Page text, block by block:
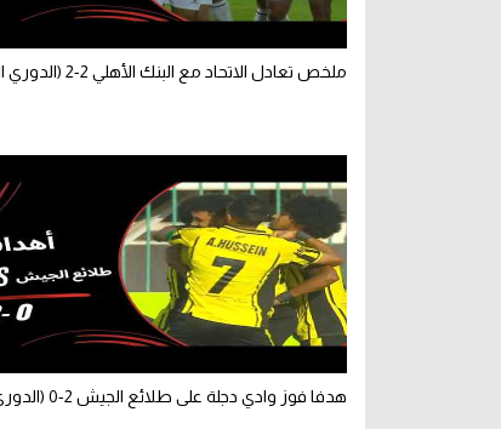
ملخص تعادل الاتحاد مع البنك الأهلي 2-2 (الدوري المصري)
هدفا فوز وادي دجلة على طلائع الجيش 2-0 (الدوري المصري)